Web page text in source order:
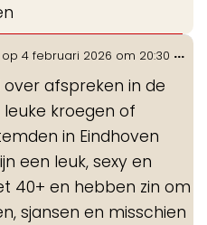
4 februari 2026 om 20:30
over afspreken in de
leuke kroegen of
in Eindhoven
een leuk, sexy en
40+ en hebben zin om
sjansen en misschien
...